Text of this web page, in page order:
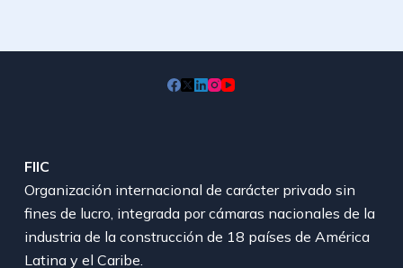
FIIC
Organización internacional de carácter privado sin
fines de lucro, integrada por cámaras nacionales de la
industria de la construcción de 18 países de América
Latina y el Caribe.